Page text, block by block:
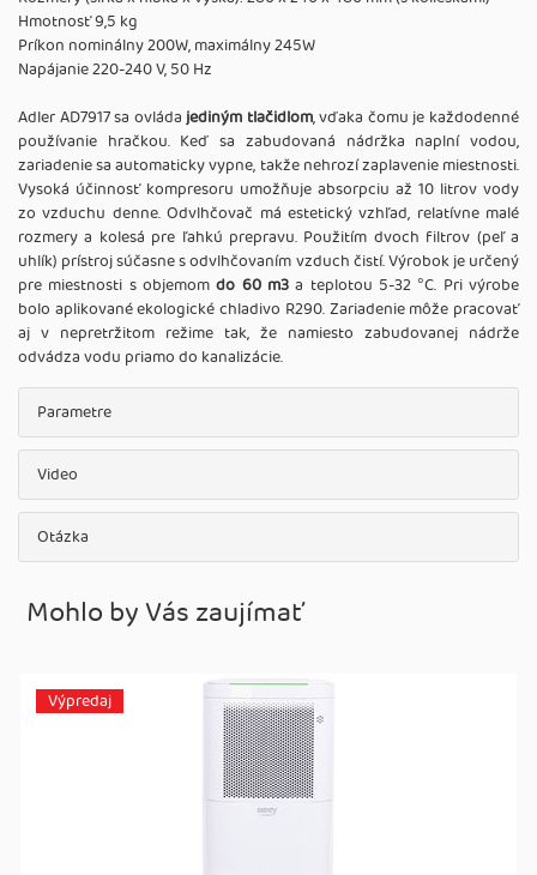
Hmotnosť 9,5 kg
Príkon nominálny 200W, maximálny 245W
Napájanie 220-240 V, 50 Hz
Adler AD7917 sa ovládajediným tlačidlom, vďaka čomu je každodenné
používanie hračkou. Keď sa zabudovaná nádržka naplní vodou,
zariadenie sa automaticky vypne, takže nehrozí zaplavenie miestnosti.
Vysoká účinnosť kompresoru umožňuje absorpciu až 10 litrov vody
zo vzduchu denne. Odvlhčovač má estetický vzhľad, relatívne malé
rozmery a kolesá pre ľahkú prepravu. Použitím dvoch filtrov (peľ a
uhlík) prístroj súčasne s odvlhčovaním vzduch čistí. Výrobok je určený
pre miestnosti s objemomdo 60 m3 a teplotou 5-32 °C. Pri výrobe
bolo aplikované ekologické chladivo R290. Zariadenie môže pracovať
aj v nepretržitom režime tak, že namiesto zabudovanej nádrže
odvádza vodu priamo do kanalizácie.
Parametre
Video
Otázka
Mohlo by Vás zaujímať
Výpredaj